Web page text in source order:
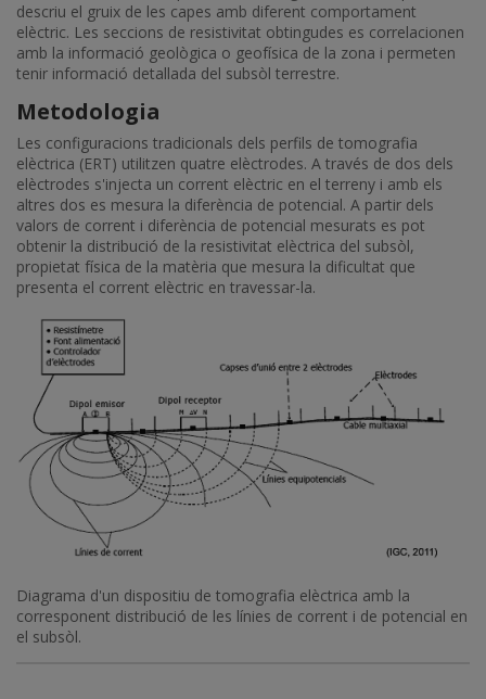
descriu el gruix de les capes amb diferent comportament
elèctric. Les seccions de resistivitat obtingudes es correlacionen
amb la informació geològica o geofísica de la zona i permeten
tenir informació detallada del subsòl terrestre.
Metodologia
Les configuracions tradicionals dels perfils de tomografia
elèctrica (ERT) utilitzen quatre elèctrodes. A través de dos dels
elèctrodes s'injecta un corrent elèctric en el terreny i amb els
altres dos es mesura la diferència de potencial. A partir dels
valors de corrent i diferència de potencial mesurats es pot
obtenir la distribució de la resistivitat elèctrica del subsòl,
propietat física de la matèria que mesura la dificultat que
presenta el corrent elèctric en travessar-la.
Diagrama d'un dispositiu de tomografia elèctrica amb la
corresponent distribució de les línies de corrent i de potencial en
el subsòl.